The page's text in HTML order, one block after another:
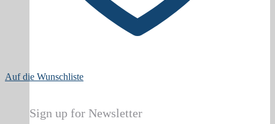
Sign up for Newsletter
Auf die Wunschliste